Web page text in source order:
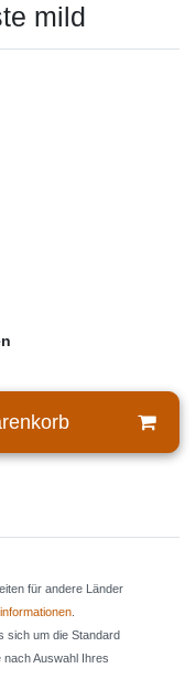
mild
für andere Länder
sich um die Standard
Auswahl Ihres